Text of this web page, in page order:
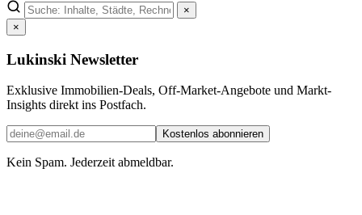
×
×
Lukinski Newsletter
Exklusive Immobilien-Deals, Off-Market-Angebote und Markt-
Insights direkt ins Postfach.
Kostenlos abonnieren
Kein Spam. Jederzeit abmeldbar.